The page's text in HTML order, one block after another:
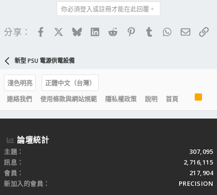
你必須登入或註冊才能在此回覆。
分享： FacebookBlueskyLinkedIn
Reddit PinterestTumblrWhatsApp
電子
新型 PSU 電源供電設備
淺色明亮
正體中文（台灣）
連絡我們
使用條款與網站規範 隱私權政策 說明 首頁
S
論壇統計
主題
307,095
訊息
2,716,115
會員
217,904
新加入的會員
PRECISION